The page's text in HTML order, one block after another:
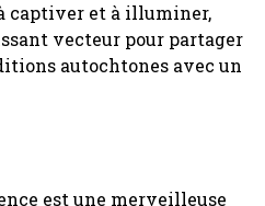
captiver et à illuminer,
vecteur pour partager
autochtones avec un
est une merveilleuse